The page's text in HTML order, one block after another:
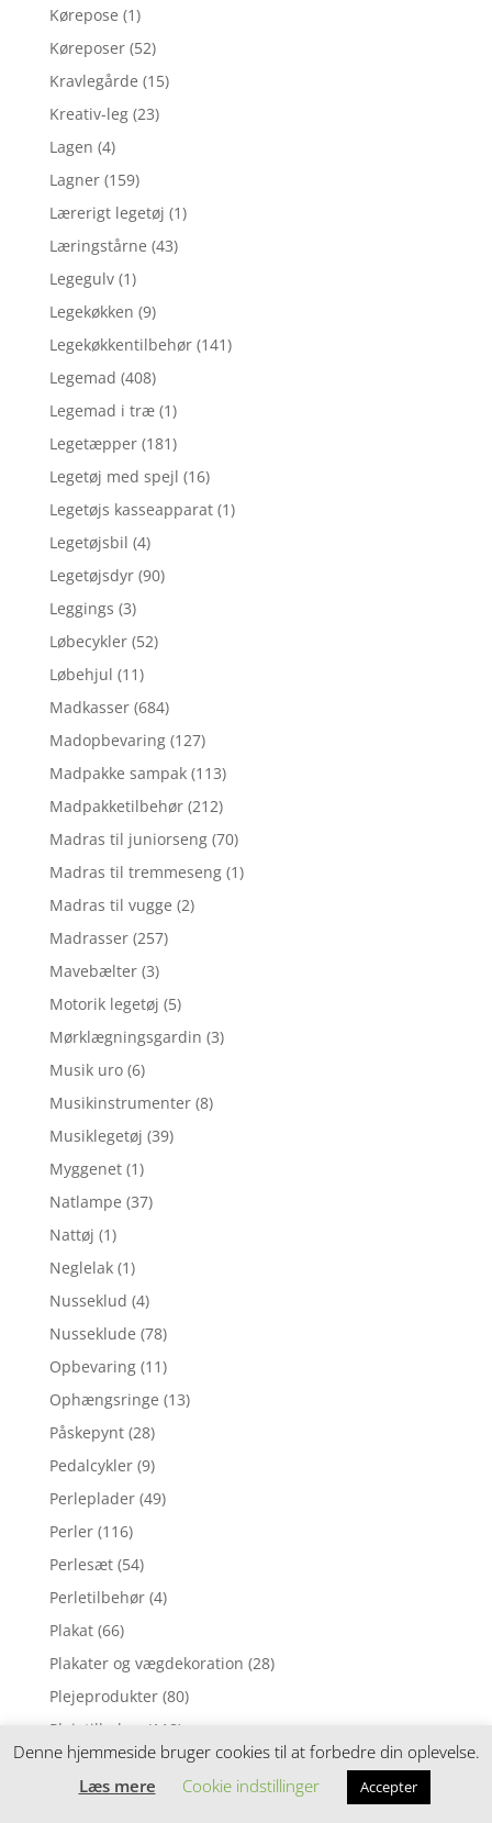
Kørepose (1)
Køreposer (52)
Kravlegårde (15)
Kreativ-leg (23)
Lagen (4)
Lagner (159)
Lærerigt legetøj (1)
Læringstårne (43)
Legegulv (1)
Legekøkken (9)
Legekøkkentilbehør (141)
Legemad (408)
Legemad i træ (1)
Legetæpper (181)
Legetøj med spejl (16)
Legetøjs kasseapparat (1)
Legetøjsbil (4)
Legetøjsdyr (90)
Leggings (3)
Løbecykler (52)
Løbehjul (11)
Madkasser (684)
Madopbevaring (127)
Madpakke sampak (113)
Madpakketilbehør (212)
Madras til juniorseng (70)
Madras til tremmeseng (1)
Madras til vugge (2)
Madrasser (257)
Mavebælter (3)
Motorik legetøj (5)
Mørklægningsgardin (3)
Musik uro (6)
Musikinstrumenter (8)
Musiklegetøj (39)
Myggenet (1)
Natlampe (37)
Nattøj (1)
Neglelak (1)
Nusseklud (4)
Nusseklude (78)
Opbevaring (11)
Ophængsringe (13)
Påskepynt (28)
Pedalcykler (9)
Perleplader (49)
Perler (116)
Perlesæt (54)
Perletilbehør (4)
Plakat (66)
Plakater og vægdekoration (28)
Plejeprodukter (80)
Plejetilbehør
(118)
Pottetræning (15)
Pude (1)
Denne hjemmeside bruger cookies til at forbedre din oplevelse.
Læs mere
Cookie indstillinger Accepter